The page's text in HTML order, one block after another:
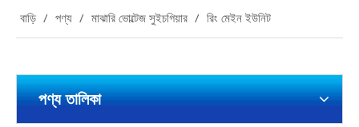
বাড়ি / পণ্য / মাঝারি ভোল্টেজ সুইচগিয়ার / রিং মেইন ইউনিট
পণ্য তালিকা